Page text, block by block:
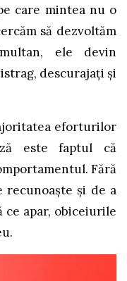
care mintea nu o
să dezvoltăm
ele devin
descurajați și
eforturilor
este faptul că
Fără
recunoaște și de a
ce apar, obiceiurile